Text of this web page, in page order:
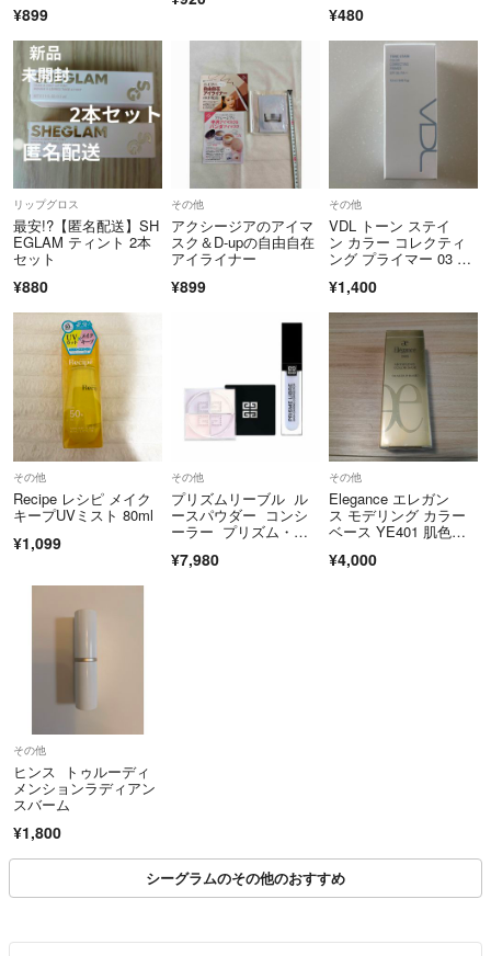
¥899 ¥480
リップグロス
最安!?【匿名配送】SH
EGLAM ティント 2本
セット
¥880
その他
アクシージアのアイマ
スク＆D-upの自由自在
アイライナー
¥899
その他
VDL トーン ステイ
ン カラー コレクティ
ング プライマー 03 ペ
¥1,400
その他
Recipe レシピ メイク
キープUVミスト 80ml
¥1,099
その他
プリズムリーブル ル
ースパウダー コンシ
ーラー プリズム・ハ
¥7,980
その他
Elegance エレガン
ス モデリング カラー
ベース YE401 肌色補
ス 30g
¥4,000
その他
ヒンス トゥルーディ
メンションラディアン
スバーム
¥1,800
シーグラムのその他のおすすめ